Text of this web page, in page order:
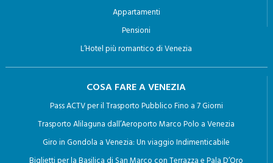
Hotel 1 Stella
Bed and Breakfast
Appartamenti
Pensioni
L’Hotel più romantico di Venezia
COSA FARE A VENEZIA
Pass ACTV per il Trasporto Pubblico Fino a 7 Giorni
Trasporto Alilaguna dall’Aeroporto Marco Polo a Venezia